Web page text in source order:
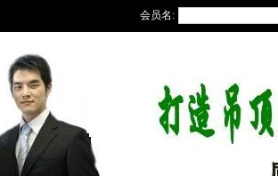
会员名: